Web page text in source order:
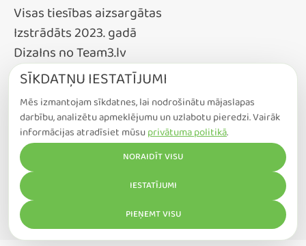
Visas tiesības aizsargātas
Izstrādāts 2023. gadā
DizaIns no Team3.lv
SĪKDATŅU IESTATĪJUMI
Mēs izmantojam sīkdatnes, lai nodrošinātu mājaslapas
darbību, analizētu apmeklējumu un uzlabotu pieredzi. Vairāk
informācijas atradīsiet mūsuprivātuma politikā.
NORAIDĪT VISU
IESTATĪJUMI
PIEŅEMT VISU
COOKIE IESTATĪJUMI